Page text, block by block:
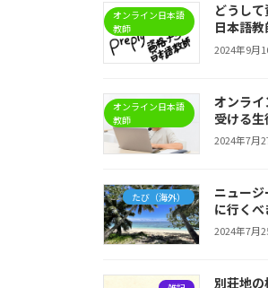
オンライン日本語
教師
どうし
日本語
2024年9月
オンライン日本語
教師
オンラ
受ける
2024年7月
たび（海外）
ニュー
に行くべ
2024年7月
別荘地